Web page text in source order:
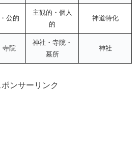
公的
主観的・個人
的
神道特化
寺院
神社・寺院・
墓所
神社
ポンサーリンク